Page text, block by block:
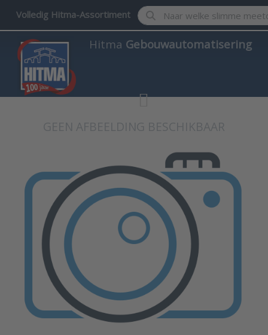
Volledig Hitma-Assortiment Enter a search term.
Hitma Gebouwautomatisering